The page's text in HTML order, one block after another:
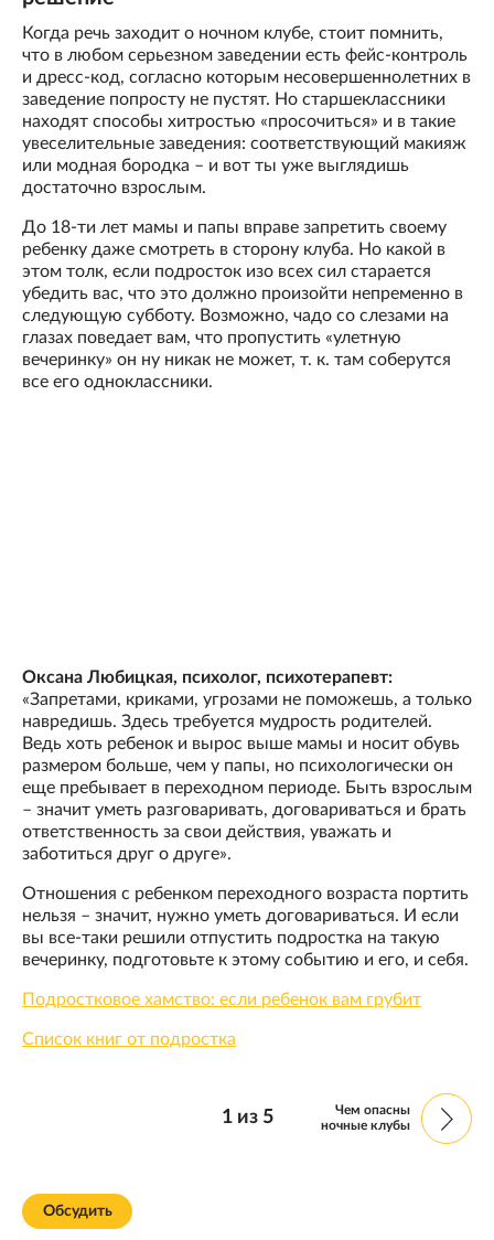
Когда речь заходит о ночном клубе, стоит помнить,
что в любом серьезном заведении есть фейс-контроль
и дресс-код, согласно которым несовершеннолетних в
заведение попросту не пустят. Но старшеклассники
находят способы хитростью «просочиться» и в такие
увеселительные заведения: соответствующий макияж
или модная бородка – и вот ты уже выглядишь
достаточно взрослым.
До 18-ти лет мамы и папы вправе запретить своему
ребенку даже смотреть в сторону клуба. Но какой в
этом толк, если подросток изо всех сил старается
убедить вас, что это должно произойти непременно в
следующую субботу. Возможно, чадо со слезами на
глазах поведает вам, что пропустить «улетную
вечеринку» он ну никак не может, т. к. там соберутся
все его одноклассники.
Оксана Любицкая, психолог, психотерапевт:
«Запретами, криками, угрозами не поможешь, а только
навредишь. Здесь требуется мудрость родителей.
Ведь хоть ребенок и вырос выше мамы и носит обувь
размером больше, чем у папы, но психологически он
еще пребывает в переходном периоде. Быть взрослым
– значит уметь разговаривать, договариваться и брать
ответственность за свои действия, уважать и
заботиться друг о друге».
Отношения с ребенком переходного возраста портить
нельзя – значит, нужно уметь договариваться. И если
вы все-таки решили отпустить подростка на такую
вечеринку, подготовьте к этому событию и его, и себя.
Подростковое хамство: если ребенок вам грубит
Список книг от подростка
1из 5
Чем опасны
ночные клубы
Обсудить